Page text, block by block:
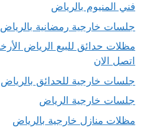
فني المنيوم بالرياض
جلسات خارجية رمضانية بالرياض
اتصل الان
جلسات خارجية للحدائق بالرياض
جلسات خارجية الرياض
مظلات منازل خارجية بالرياض